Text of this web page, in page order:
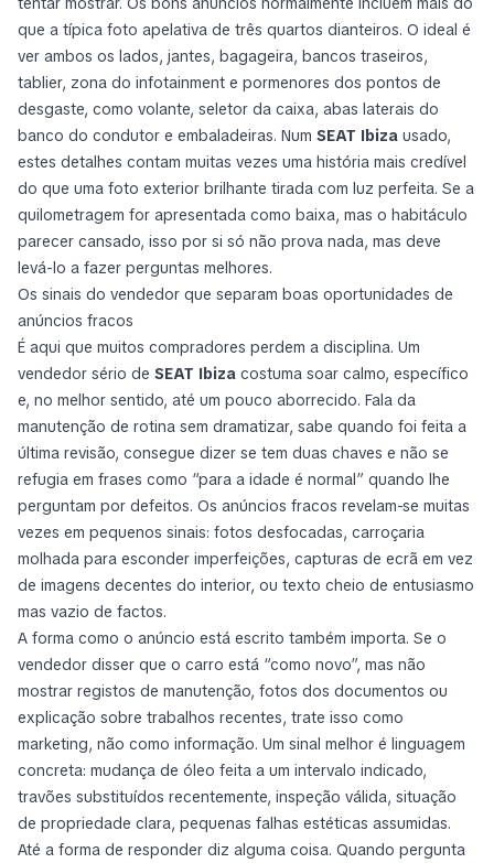
que a típica foto apelativa de três quartos dianteiros. O ideal é
ver ambos os lados, jantes, bagageira, bancos traseiros,
tablier, zona do infotainment e pormenores dos pontos de
desgaste, como volante, seletor da caixa, abas laterais do
banco do condutor e embaladeiras. Num SEAT Ibiza usado,
estes detalhes contam muitas vezes uma história mais credível
do que uma foto exterior brilhante tirada com luz perfeita. Se a
quilometragem for apresentada como baixa, mas o habitáculo
parecer cansado, isso por si só não prova nada, mas deve
levá-lo a fazer perguntas melhores.
Os sinais do vendedor que separam boas oportunidades de
anúncios fracos
É aqui que muitos compradores perdem a disciplina. Um
vendedor sério de SEAT Ibiza costuma soar calmo, específico
e, no melhor sentido, até um pouco aborrecido. Fala da
manutenção de rotina sem dramatizar, sabe quando foi feita a
última revisão, consegue dizer se tem duas chaves e não se
refugia em frases como “para a idade é normal” quando lhe
perguntam por defeitos. Os anúncios fracos revelam-se muitas
vezes em pequenos sinais: fotos desfocadas, carroçaria
molhada para esconder imperfeições, capturas de ecrã em vez
de imagens decentes do interior, ou texto cheio de entusiasmo
mas vazio de factos.
A forma como o anúncio está escrito também importa. Se o
vendedor disser que o carro está “como novo”, mas não
mostrar registos de manutenção, fotos dos documentos ou
explicação sobre trabalhos recentes, trate isso como
marketing, não como informação. Um sinal melhor é linguagem
concreta: mudança de óleo feita a um intervalo indicado,
travões substituídos recentemente, inspeção válida, situação
de propriedade clara, pequenas falhas estéticas assumidas.
Até a forma de responder diz alguma coisa. Quando pergunta